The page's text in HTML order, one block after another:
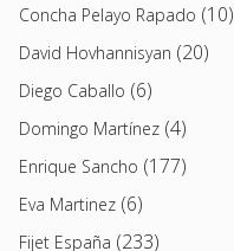
Concha Pelayo Rapado (10)
David Hovhannisyan (20)
Diego Caballo (6)
Domingo Martínez (4)
Enrique Sancho (177)
Eva Martinez (6)
Fijet España (233)